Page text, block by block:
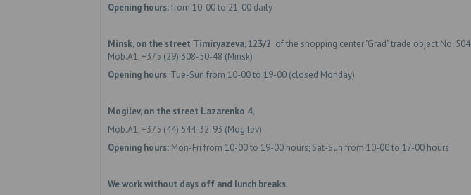
Opening hours:from 10-00 to 21-00 daily
Minsk,on the street Timiryazeva, 123/2 of the shopping center "Grad" trade object No. 504
Mob.A1: +375 (29) 308-50-48 (Minsk)
Opening hours: Tue-Sun from 10-00 to 19-00 (closed Monday)
Mogilev, on the street Lazarenko 4,
Mob.A1: +375 (44) 544-32-93 (Mogilev)
Opening hours: Mon-Fri from 10-00 to 19-00 hours; Sat-Sun from 10-00 to 17-00 hours
We work without days off and lunch breaks.